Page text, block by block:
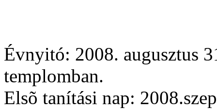
Évnyitó: 2008. augusztus
templomban.
Elsõ tanítási nap: